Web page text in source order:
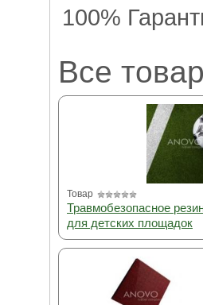
100%
Все
Товар
Травмобезопасное
для детских площадок